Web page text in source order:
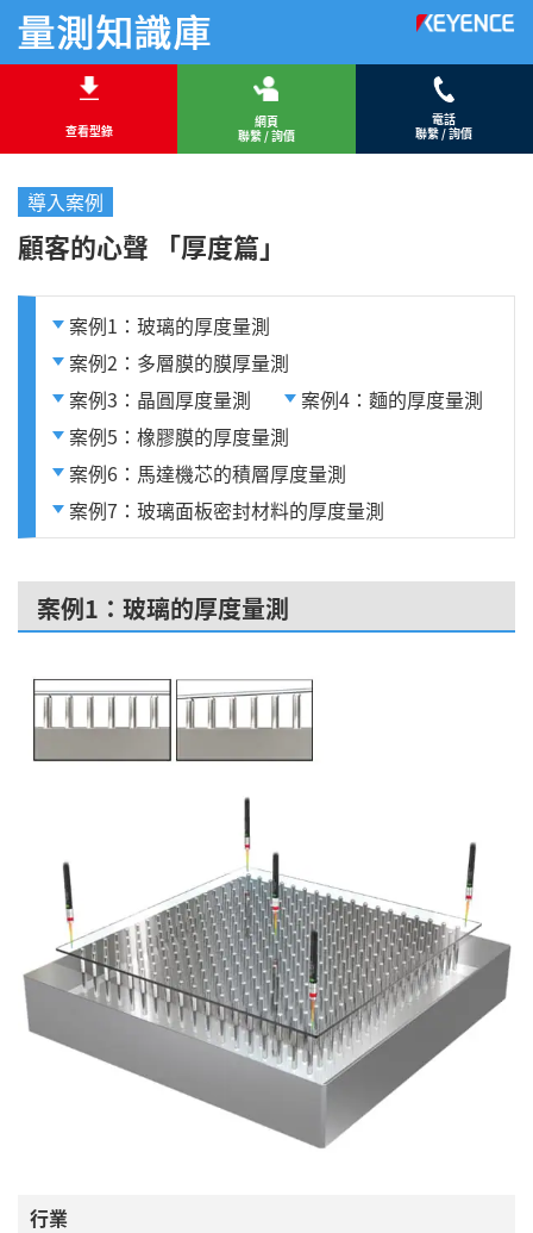
查看型錄
網頁
聯繫 / 詢價
電話
聯繫 / 詢價
導入案例
顧客的心聲 「厚度篇」
案例1：玻璃的厚度量測
案例2：多層膜的膜厚量測
案例3：晶圓厚度量測
案例4：麵的厚度量測
案例5：橡膠膜的厚度量測
案例6：馬達機芯的積層厚度量測
案例7：玻璃面板密封材料的厚度量測
案例1：玻璃的厚度量測
行業